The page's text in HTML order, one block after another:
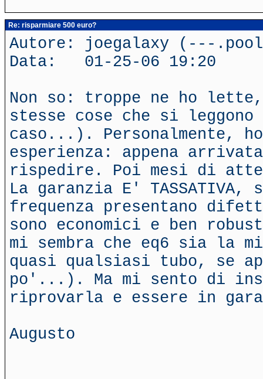
Re: risparmiare 500 euro?
Autore: joegalaxy (---
Data: 01-25-06 19:20
Non so: troppe ne ho
stesse cose che si leggono
caso...). Personalmente,
esperienza: appena
rispedire. Poi mesi di
La garanzia E'
frequenza presentano
sono economici e ben
mi sembra che eq6 sia la
quasi qualsiasi tubo, se
po'...). Ma mi sento di
riprovarla e essere in
Augusto